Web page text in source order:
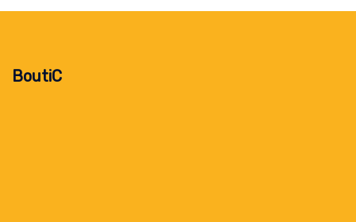
BoutiC